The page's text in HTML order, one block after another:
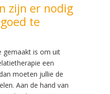
zijn er nodig
te
gemaakt is om uit
een
moeten jullie de
Aan de hand van